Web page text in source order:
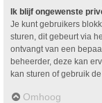
Ik blijf ongewenste
Je kunt gebruikers
sturen, dit gebeurt via
ontvangt van een
beheerder, deze kan
kan sturen of gebruik
Omhoog